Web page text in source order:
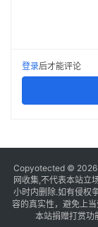
登录后才能评论
Copyotected © 2026
网收集,不代表本站立
小时内删除.如有侵权
容的真实性，避免上
本站捐赠打赏功